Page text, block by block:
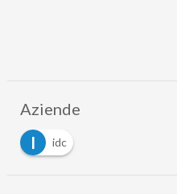
Aziende
I
idc